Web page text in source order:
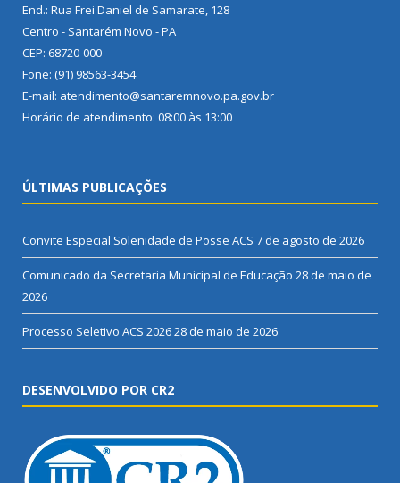
End.: Rua Frei Daniel de Samarate, 128
Centro - Santarém Novo - PA
CEP: 68720-000
Fone: (91) 98563-3454
E-mail: atendimento@santaremnovo.pa.gov.br
Horário de atendimento: 08:00 às 13:00
ÚLTIMAS PUBLICAÇÕES
Convite Especial Solenidade de Posse ACS 7 de agosto de 2026
Comunicado da Secretaria Municipal de Educação 28 de maio de
2026
Processo Seletivo ACS 202628 de maio de 2026
DESENVOLVIDO POR CR2